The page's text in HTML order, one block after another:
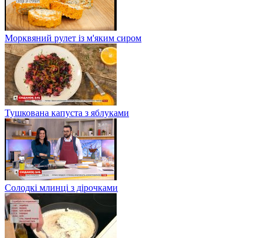
Морквяний рулет із м'яким сиром
Тушкована капуста з яблуками
Солодкі млинці з дірочками